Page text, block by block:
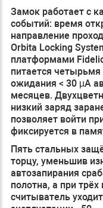
Замок работает с
событий: время
направление
Orbita Locking
платформами
питается
ожидания < 30 µA
месяцев.
низкий заряд
позволяет войти
фиксируется в
Пять стальных
торцу, уменьшив
автозапирания
полотна, а при
считыватель